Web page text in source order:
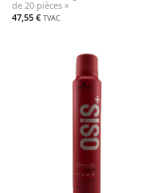
de 20 pièces »
47,55 € TVAC